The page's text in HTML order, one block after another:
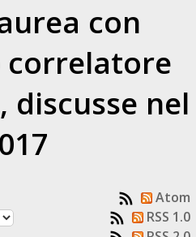
con
, discusse nel
Atom
RSS 1.0